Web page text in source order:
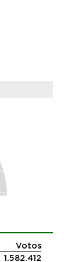
Votos
1.582.412